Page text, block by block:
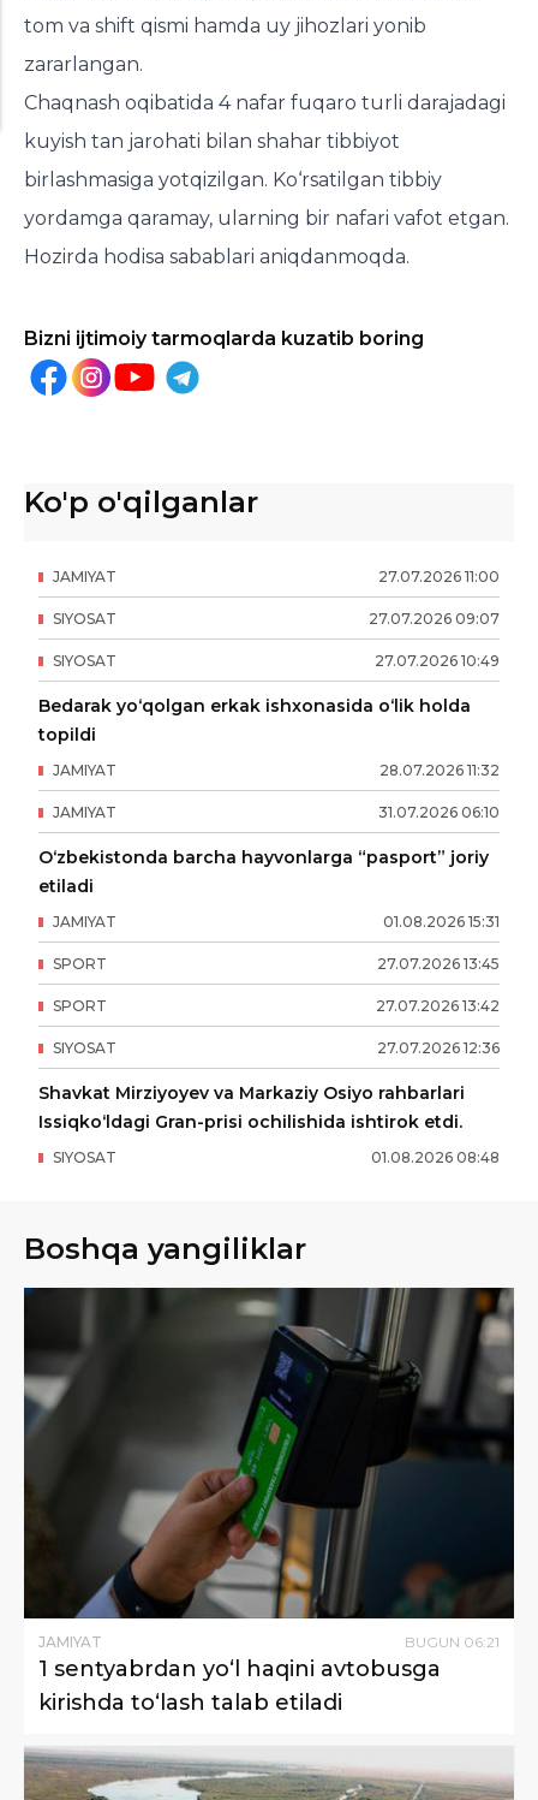
tom va shift qismi hamda uy jihozlari yonib
zararlangan.
Chaqnash oqibatida 4 nafar fuqaro turli darajadagi
kuyish tan jarohati bilan shahar tibbiyot
birlashmasiga yotqizilgan. Ko‘rsatilgan tibbiy
yordamga qaramay, ularning bir nafari vafot etgan.
Hozirda hodisa sabablari aniqdanmoqda.
Bizni ijtimoiy tarmoqlarda kuzatib boring
Ko'p o'qilganlar
27.07.2026 11:00
JAMIYAT
27.07.2026 09:07
SIYOSAT
27.07.2026 10:49
SIYOSAT
Bedarak yo‘qolgan erkak ishxonasida o‘lik holda
topildi
28.07.2026 11:32
JAMIYAT
31.07.2026 06:10
JAMIYAT
O‘zbekistonda barcha hayvonlarga “pasport” joriy
etiladi
01.08.2026 15:31
JAMIYAT
27.07.2026 13:45
SPORT
27.07.2026 13:42
SPORT
27.07.2026 12:36
SIYOSAT
Shavkat Mirziyoyev va Markaziy Osiyo rahbarlari
Issiqko‘ldagi Gran-prisi ochilishida ishtirok etdi.
01.08.2026 08:48
SIYOSAT
Boshqa yangiliklar
JAMIYAT BUGUN 06:21
1 sentyabrdan yo‘l haqini avtobusga
kirishda to‘lash talab etiladi